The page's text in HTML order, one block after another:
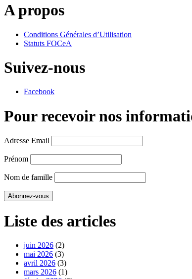
A propos
Conditions Générales d’Utilisation
Statuts FOCeA
Suivez-nous
Facebook
Pour recevoir nos
Adresse Email
Prénom
Nom de famille
Liste des articles
juin 2026 (2)
mai 2026 (3)
avril 2026 (3)
mars 2026 (1)